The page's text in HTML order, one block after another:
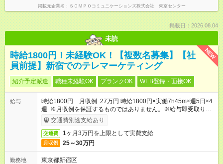
掲載元企業名 ＳＯＭＰＯコミュニケーションズ株式会社 東京センター
掲載日：2026.08.04
未読
NEW
時給1800円！未経験OK！【複数名募集】【社
員前提】新宿でのテレマーケティング
紹介予定派遣 職種未経験OK ブランクOK WEB登録・面接OK
給与
時給1800円 月収例 27万円 時給1800円×実働7h45m×週5日×4
週 ※月収例を保証するものではありません。※給与即受取りサ
ービス利用可（利用条件有）
交通費別途支給あり
交通費 1ヶ月3万円を上限として実費支給
月収例 25～30万円
勤務地
東京都新宿区